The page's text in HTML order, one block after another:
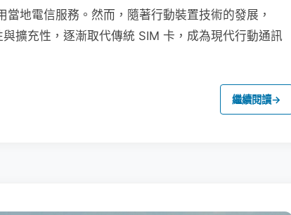
地電信服務。然而，隨著行動裝置技術的發展，
擴充性，逐漸取代傳統 SIM 卡，成為現代行動通訊
繼續閱讀→